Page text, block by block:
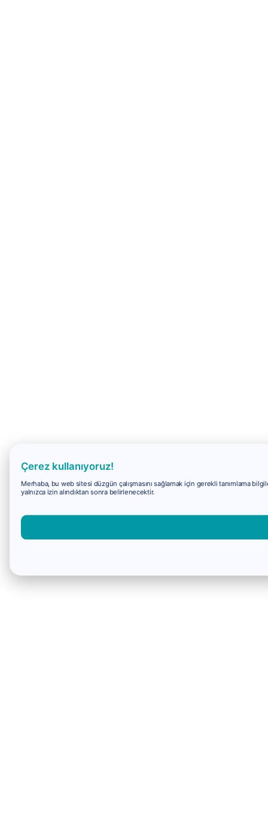
Çerez kullanıyoruz!
Merhaba, bu web sitesi düzgün çalışmasını sağlamak için gerekli tanımlama
yalnızca izin alındıktan sonra belirlenecektir.